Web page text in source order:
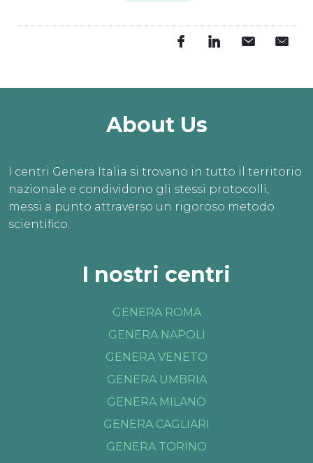
About Us
I centri Genera Italia si trovano in tutto il territorio
nazionale e condividono gli stessi protocolli,
messi a punto attraverso un rigoroso metodo
scientifico.
I nostri centri
GENERA ROMA
GENERA NAPOLI
GENERA VENETO
GENERA UMBRIA
GENERA MILANO
GENERA CAGLIARI
GENERA TORINO
GRATIS
tuoi sogni.